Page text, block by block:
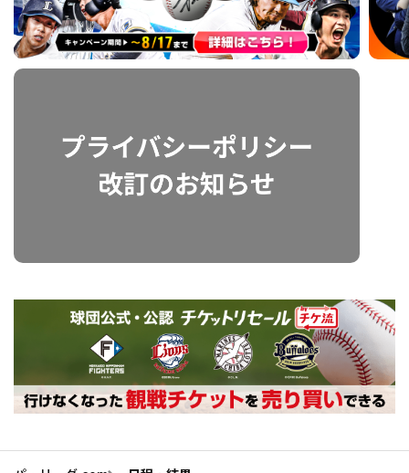
運営会社（別ウィンドウで開く） よくある質問
特定商取引法の表示 アルバイト募集 （別ウィンドウで開く
動画を検索（選手・チーム・プレー内容…）